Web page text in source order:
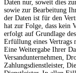
Daten nur, soweit dies
sowie zur Bearbeitung
der Daten ist für den
hat zur Folge, dass kein
erfolgt auf Grundlage
Erfüllung eines Vertrags
Eine Weitergabe Ihrer
Versandunternehmen,
Zahlungsdienstleister,